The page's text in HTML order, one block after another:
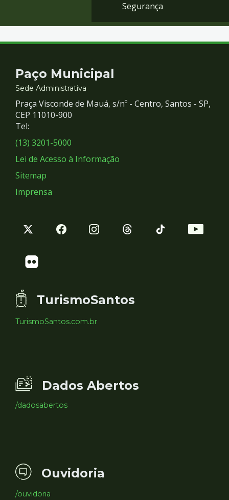
Segurança
Contato
e
Redes
Sociais
Paço Municipal
Sede Administrativa
Praça Visconde de Mauá, s/nº - Centro, Santos - SP,
CEP 11010-900
Tel:
(13) 3201-5000
Lei de Acesso à Informação
Sitemap
Imprensa
TurismoSantos
TurismoSantos.com.br
Dados Abertos
/dadosabertos
Ouvidoria
/ouvidoria